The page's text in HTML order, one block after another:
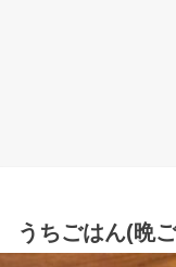
うちごはん(晩